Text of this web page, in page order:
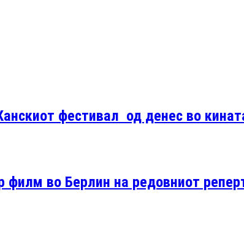
фестивал од денес во
филм во Берлин на редовниот